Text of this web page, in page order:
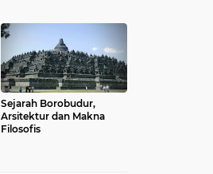
Sejarah Borobudur,
Arsitektur dan Makna
Filosofis